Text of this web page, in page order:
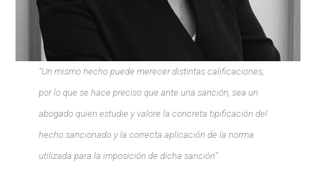
“Un mismo hecho puede merecer distintas calificaciones,
por lo que se hace preciso que ante una sanción, sea un
abogado quien estudie y valore la concreta tipificación del
hecho sancionado y la correcta aplicación de la norma
utilizada para la imposición de dicha sanción“